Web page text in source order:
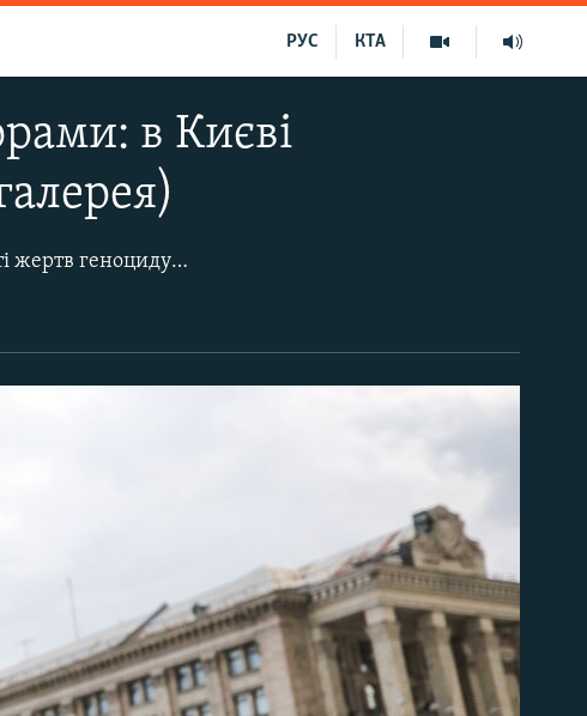
КТА
РУС
в Києві
18 травня на Майдані Незалежності в Києві пройшла акція до Дня пам'яті жертв геноциду кримськотатарського народу. Там згадували і нині переслідуваних російською владою з політичних і релігійних мотивів кримських татар.